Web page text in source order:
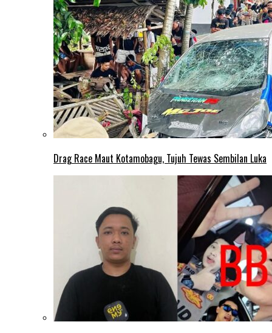
Drag Race Maut Kotamobagu, Tujuh Tewas Sembilan Luka